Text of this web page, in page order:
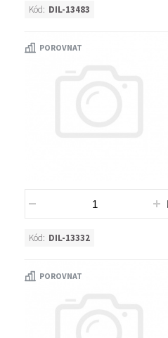
Kód: DIL-13483
POROVNAT
Kód: DIL-13332
POROVNAT